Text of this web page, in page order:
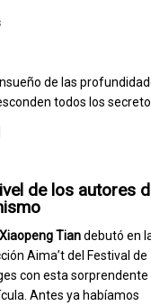
de las
todos los
de los autores
Xiaopeng Tiandebutó en
Aima’t del Festival de
con esta sorprendente
Antes ya habíamos